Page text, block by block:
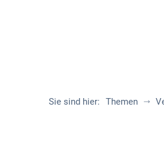
Sie sind hier: Themen